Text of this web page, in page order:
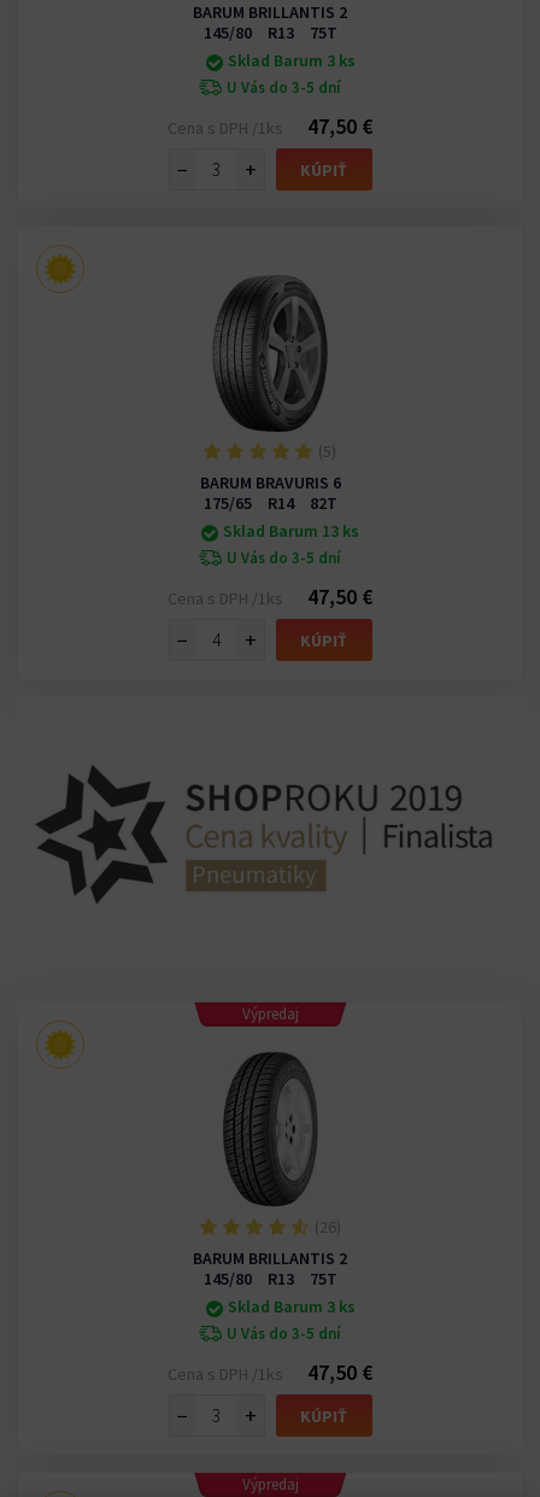
BARUM BRILLANTIS 2
145/80 R13 75T
Sklad Barum 3 ks
U Vás do 3-5 dní
Cena s DPH /1ks
47,50 €
−
+ KÚPIŤ
(5)
BARUM BRAVURIS 6
175/65 R14 82T
Sklad Barum 13 ks
U Vás do 3-5 dní
Cena s DPH /1ks
47,50 €
−
+ KÚPIŤ
Výpredaj
(26)
BARUM BRILLANTIS 2
145/80 R13 75T
Sklad Barum 3 ks
U Vás do 3-5 dní
Cena s DPH /1ks
47,50 €
−
+ KÚPIŤ
Výpredaj